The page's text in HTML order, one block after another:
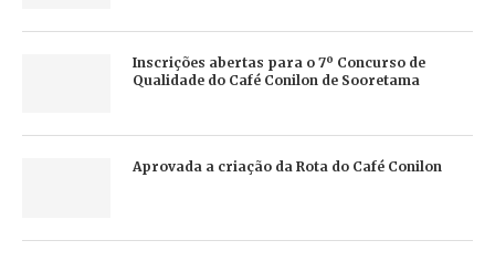
Inscrições abertas para o 7º Concurso de
Qualidade do Café Conilon de Sooretama
Aprovada a criação da Rota do Café Conilon